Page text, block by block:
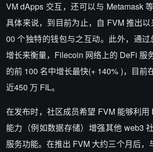
VM dApps 交互，还可以与 Metamask
具体来说，到目前为止，自 FVM 推出
00 个独特的钱包与之互动。此外，通
增长来衡量，Filecoin 网络上的 DeFi 服
的前 100 名中增长最快(+ 140% )，目前
近450 万 FIL。
在发布时，社区成员希望 FVM 能够利用
能力（例如数据存储）增强其他 web3
服务功能。在推出 FVM 大约三个月后